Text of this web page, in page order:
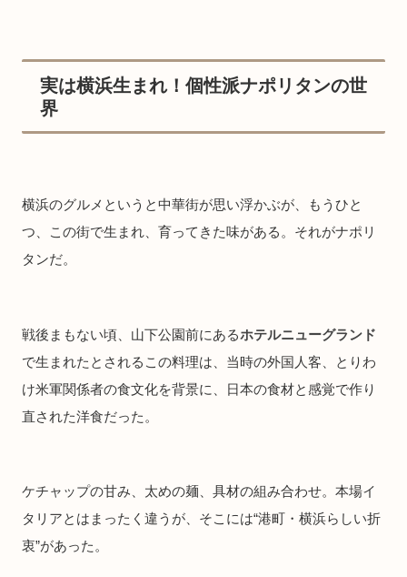
実は横浜生まれ！個性派ナポリタンの世
界
横浜のグルメというと中華街が思い浮かぶが、もうひと
つ、この街で生まれ、育ってきた味がある。それがナポリ
タンだ。
戦後まもない頃、山下公園前にあるホテルニューグランド
で生まれたとされるこの料理は、当時の外国人客、とりわ
け米軍関係者の食文化を背景に、日本の食材と感覚で作り
直された洋食だった。
ケチャップの甘み、太めの麺、具材の組み合わせ。本場イ
タリアとはまったく違うが、そこには“港町・横浜らしい折
衷”があった。